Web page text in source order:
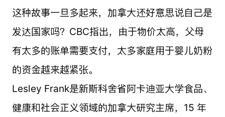
这种故事一旦多起来，加拿大还好意思说自己是
发达国家吗？CBC指出，由于物价太高，父母
有太多的账单需要支付，太多家庭用于婴儿奶粉
的资金越来越紧张。
Lesley Frank是新斯科舍省阿卡迪亚大学食品、
健康和社会正义领域的加拿大研究主席，15 年